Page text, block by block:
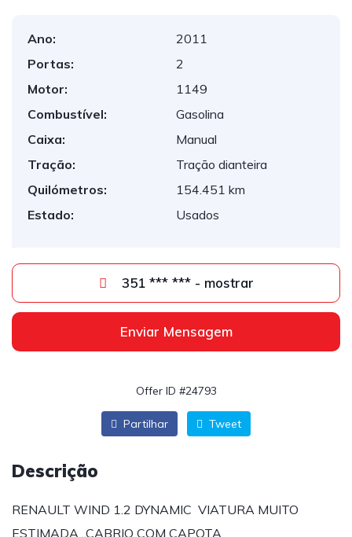
Ano:
2011
Portas:
2
Motor:
1149
Combustível:
Gasolina
Caixa:
Manual
Tração:
Tração dianteira
Quilómetros:
154.451 km
Estado:
Usados
351 *** *** - mostrar
Enviar Mensagem
Offer ID #24793
Partilhar Tweet
Descrição
RENAULT WIND 1.2 DYNAMIC VIATURA MUITO
ESTIMADA ..CABRIO COM CAPOTA